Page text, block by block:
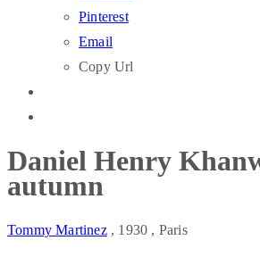
Pinterest
Email
Copy Url
Daniel Henry
autumn
Tommy Martinez , 1930 , Paris